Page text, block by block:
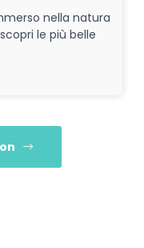
nella natura
le più belle